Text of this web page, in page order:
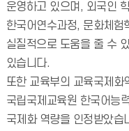
운영하고 있으며, 외국인
한국어연수과정, 문화체험
실질적으로 도움을 줄 수
있습니다.
또한 교육부의 교육국제화
국립국제교육원 한국어능
국제화 역량을 인정받았습